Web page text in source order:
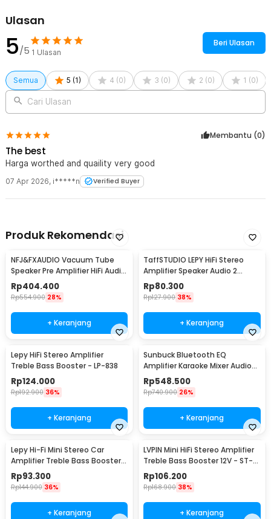
Ulasan
5/5 1 Ulasan
Beri Ulasan
Semua 5 (1 ) 4 (0) 3 (0) 2 (0) 1 (0)
Cari Ulasan
Membantu (0)
The best
Harga worthed and quaility very good
07 Apr 2026, i*****n Verified Buyer
Produk Rekomendasi
NFJ&FXAUDIO Vacuum Tube
Speaker Pre Amplifier HiFi Audio
12V Low Noise - TUBE-03
Rp404.400
Rp554.900 28%
+ Keranjang
TaffSTUDIO LEPY HiFi Stereo
Amplifier Speaker Audio 2
Channel 20W - HY-2001
Rp80.300
Rp127.900 38%
+ Keranjang
Lepy HiFi Stereo Amplifier
Treble Bass Booster - LP-838
Rp124.000
Rp192.900 36%
+ Keranjang
Sunbuck Bluetooth EQ
Amplifier Karaoke Mixer Audio
FM - AV-MP326BT
Rp548.500
Rp740.900 26%
+ Keranjang
Lepy Hi-Fi Mini Stereo Car
Amplifier Treble Bass Booster -
AK-170
Rp93.300
Rp144.900 36%
+ Keranjang
LVPIN Mini HiFi Stereo Amplifier
Treble Bass Booster 12V - ST-
838
Rp106.200
Rp168.900 38%
+ Keranjang